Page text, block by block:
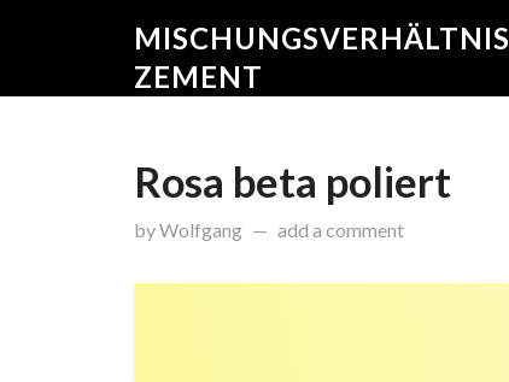
MISCHUNGSVERHÄLTNIS
ZEMENT
Rosa beta poliert
byWolfgang onJanuar 23, 2015
add a comment